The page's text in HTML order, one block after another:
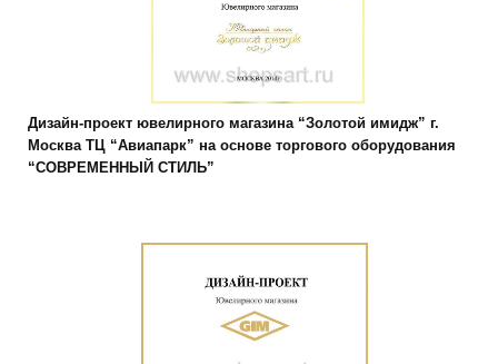
Дизайн-проект ювелирного магазина “Золотой имидж” г.
Москва ТЦ “Авиапарк” на основе торгового оборудования
“СОВРЕМЕННЫЙ СТИЛЬ”